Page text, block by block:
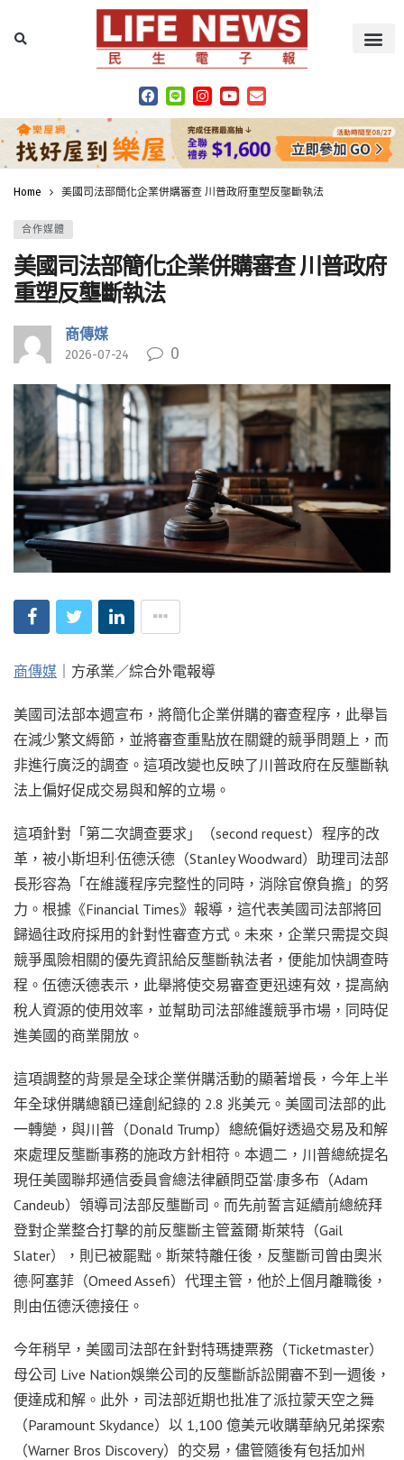
Home 美國司法部簡化企業併購審查 川普政府重塑反壟斷執法
合作媒體
美國司法部簡化企業併購審查 川普政府
重塑反壟斷執法
商傳媒
2026-07-24 0
商傳媒 ｜方承業／綜合外電報導
美國司法部本週宣布，將簡化企業併購的審查程序，此舉旨
在減少繁文縟節，並將審查重點放在關鍵的競爭問題上，而
非進行廣泛的調查。這項改變也反映了川普政府在反壟斷執
法上偏好促成交易與和解的立場。
這項針對「第二次調查要求」（second request）程序的改
革，被小斯坦利·伍德沃德（Stanley Woodward）助理司法部
長形容為「在維護程序完整性的同時，消除官僚負擔」的努
力。根據《Financial Times》報導，這代表美國司法部將回
歸過往政府採用的針對性審查方式。未來，企業只需提交與
競爭風險相關的優先資訊給反壟斷執法者，便能加快調查時
程。伍德沃德表示，此舉將使交易審查更迅速有效，提高納
稅人資源的使用效率，並幫助司法部維護競爭市場，同時促
進美國的商業開放。
這項調整的背景是全球企業併購活動的顯著增長，今年上半
年全球併購總額已達創紀錄的 2.8 兆美元。美國司法部的此
一轉變，與川普（Donald Trump）總統偏好透過交易及和解
來處理反壟斷事務的施政方針相符。本週二，川普總統提名
現任美國聯邦通信委員會總法律顧問亞當·康多布（Adam
Candeub）領導司法部反壟斷司。而先前誓言延續前總統拜
登對企業整合打擊的前反壟斷主管蓋爾·斯萊特（Gail
Slater），則已被罷黜。斯萊特離任後，反壟斷司曾由奧米
德·阿塞菲（Omeed Assefi）代理主管，他於上個月離職後，
則由伍德沃德接任。
今年稍早，美國司法部在針對特瑪捷票務（Ticketmaster）
母公司 Live Nation娛樂公司的反壟斷訴訟開審不到一週後，
便達成和解。此外，司法部近期也批准了派拉蒙天空之舞
（Paramount Skydance）以 1,100 億美元收購華納兄弟探索
（Warner Bros Discovery）的交易，儘管隨後有包括加州